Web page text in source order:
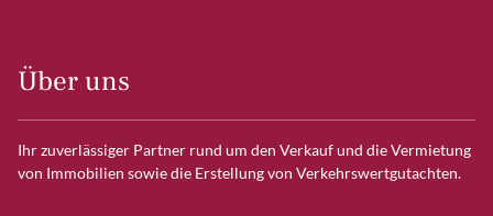
Über uns
Ihr zuverlässiger Partner rund um den Verkauf und die Vermietung
von Immobilien sowie die Erstellung von Verkehrswertgutachten.